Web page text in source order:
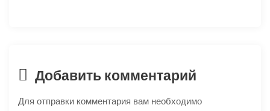
я
п
Добавить комментарий
Для отправки комментария вам необходимо